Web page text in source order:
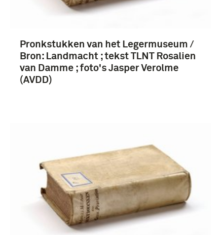
Pronkstukken van het Legermuseum /
Bron: Landmacht ; tekst TLNT Rosalien
van Damme ; foto's Jasper Verolme
(AVDD)